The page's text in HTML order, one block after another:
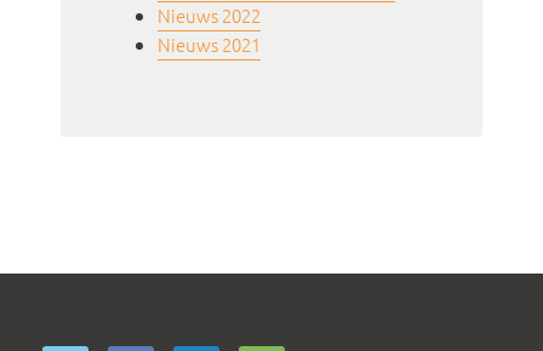
Nieuws 2022
Nieuws 2021